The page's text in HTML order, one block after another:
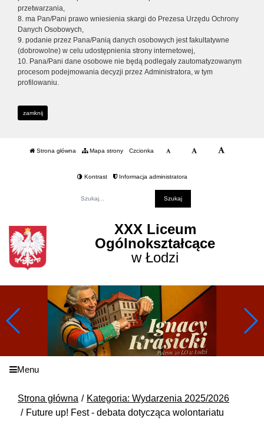
przetwarzania,
8. ma Pan/Pani prawo wniesienia skargi do Prezesa Urzędu Ochrony
Danych Osobowych,
9. podanie przez Pana/Panią danych osobowych jest fakultatywne
(dobrowolne) w celu udostępnienia strony internetowej,
10. Pana/Pani dane osobowe nie będą podlegały zautomatyzowanym
procesom podejmowania decyzji przez Administratora, w tym
profilowaniu.
zamknij
Strona główna Mapa strony Czcionka
Kontrast Informacja administratora
XXX Liceum
Ogólnokształcące
w Łodzi
Menu
Strona główna
Kategoria: Wydarzenia 2025/2026
Future up! Fest - debata dotycząca wolontariatu